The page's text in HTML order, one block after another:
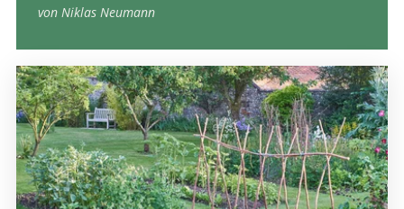
von Niklas Neumann